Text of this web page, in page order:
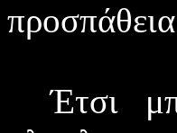
Έτσι